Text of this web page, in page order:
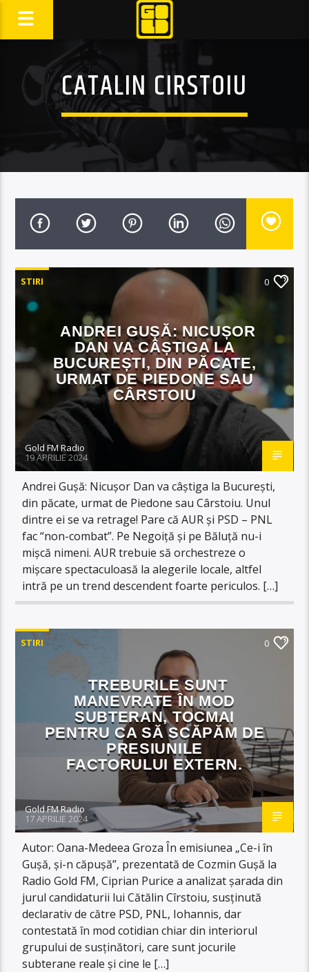
CATALIN CIRSTOIU
STIRI 0
ANDREI GUȘĂ: NICUȘOR
DAN VA CÂȘTIGA LA
BUCUREȘTI, DIN PĂCATE,
URMAT DE PIEDONE SAU
CÂRSTOIU
Gold FM Radio
19 APRILIE 2024
Andrei Gușă: Nicușor Dan va câștiga la București,
din păcate, urmat de Piedone sau Cârstoiu. Unul
dintre ei se va retrage! Pare că AUR și PSD – PNL
fac “non-combat”. Pe Negoiță și pe Băluță nu-i
mișcă nimeni. AUR trebuie să orchestreze o
mișcare spectaculoasă la alegerile locale, altfel
intră pe un trend descendent foarte periculos. […]
STIRI 0
TREBURILE SUNT
MANEVRATE ÎN MOD
SUBTERAN, TOCMAI
PENTRU CA SĂ SCĂPĂM DE
PRESIUNILE
FACTORULUI EXTERN.
Gold FM Radio
17 APRILIE 2024
Autor: Oana-Medeea Groza În emisiunea „Ce-i în
Gușă, și-n căpușă”, prezentată de Cozmin Gușă la
Radio Gold FM, Ciprian Purice a analizat șarada din
jurul candidaturii lui Cătălin Cîrstoiu, susținută
declarativ de către PSD, PNL, Iohannis, dar
contestată în mod cotidian chiar din interiorul
grupului de susținători, care sunt jocurile
subterane reale și cine le […]